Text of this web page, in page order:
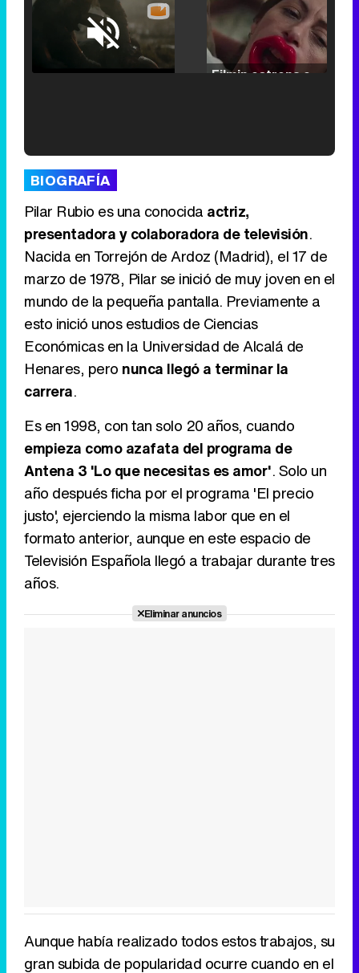
Unmute /
Loaded:
25.30%
Tráiler de '33 días', la nueva serie de Atresplayer con Julián Villagrán y José Manuel Poga
Canción ganadora de Eurovisión 2026: DARA con "Bangaranga" por Bulgaria
BIOGRAFÍA
Pilar Rubio es una conocida actriz,
presentadora y colaboradora de televisión.
Nacida en Torrejón de Ardoz (Madrid), el 17 de
marzo de 1978, Pilar se inició de muy joven en el
mundo de la pequeña pantalla. Previamente a
esto inició unos estudios de Ciencias
Económicas en la Universidad de Alcalá de
Henares, pero nunca llegó a terminar la
carrera.
Es en 1998, con tan solo 20 años, cuando
empieza como azafata del programa de
Antena 3 'Lo que necesitas es amor'. Solo un
año después ficha por el programa 'El precio
justo', ejerciendo la misma labor que en el
formato anterior, aunque en este espacio de
Televisión Española llegó a trabajar durante tres
años.
Eliminar anuncios
Aunque había realizado todos estos trabajos, su
gran subida de popularidad ocurre cuando en el